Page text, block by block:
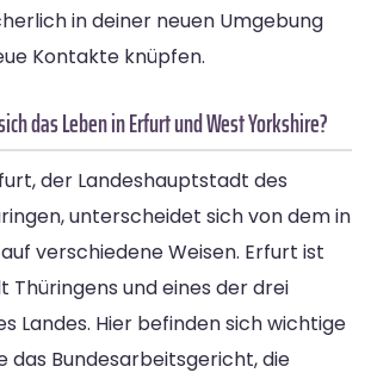
in deiner neuen Umgebung
Kontakte knüpfen.
das Leben in Erfurt und West Yorkshire?
der Landeshauptstadt des
unterscheidet sich von dem in
verschiedene Weisen. Erfurt ist
Thüringens und eines der drei
Landes. Hier befinden sich wichtige
das Bundesarbeitsgericht, die